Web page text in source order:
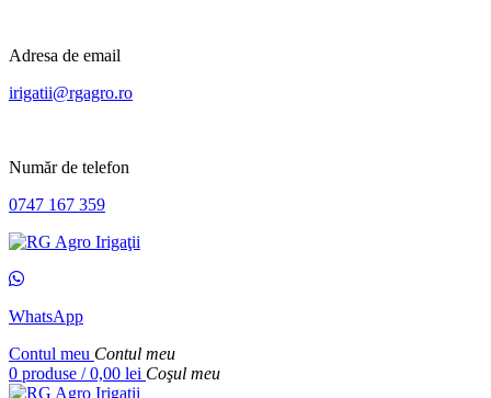
Adresa de email
irigatii@rgagro.ro
Număr de telefon
0747 167 359
WhatsApp
Contul meu Contul meu
0 produse / 0,00 lei Coşul meu